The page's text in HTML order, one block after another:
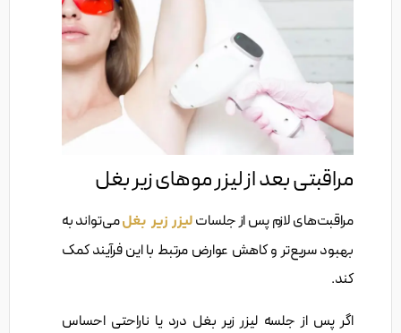
مراقبتی بعد از لیزر موهای زیر بغل
مراقبت‌های لازم پس از جلساتلیزر زیر بغلمی‌تواند به
بهبود سریع‌تر و کاهش عوارض مرتبط با این فرآیند کمک
کند.
اگر پس از جلسه لیزر زیر بغل درد یا ناراحتی احساس